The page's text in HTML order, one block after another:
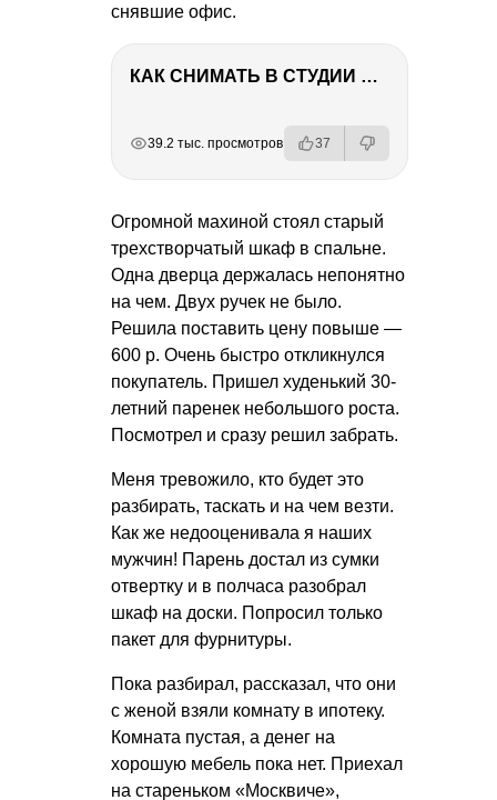
снявшие офис.
КАК СНИМАТЬ В СТУДИИ СО ВСПЫШКАМИ
39.2 тыс. просмотров 37
Огромной махиной стоял старый
трехстворчатый шкаф в спальне.
Одна дверца держалась непонятно
на чем. Двух ручек не было.
Решила поставить цену повыше —
600 р. Очень быстро откликнулся
покупатель. Пришел худенький 30-
летний паренек небольшого роста.
Посмотрел и сразу решил забрать.
Меня тревожило, кто будет это
разбирать, таскать и на чем везти.
Как же недооценивала я наших
мужчин! Парень достал из сумки
отвертку и в полчаса разобрал
шкаф на доски. Попросил только
пакет для фурнитуры.
Пока разбирал, рассказал, что они
с женой взяли комнату в ипотеку.
Комната пустая, а денег на
хорошую мебель пока нет. Приехал
на стареньком «Москвиче»,